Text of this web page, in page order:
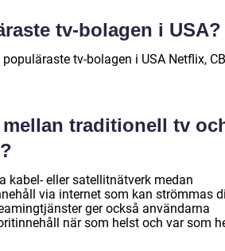
tv-bolagen i USA?
tv-bolagen i USA Netflix,
traditionell tv
kabel- eller satellitnätverk medan
via internet som kan strömmas
ger också användarna
när som helst och var som